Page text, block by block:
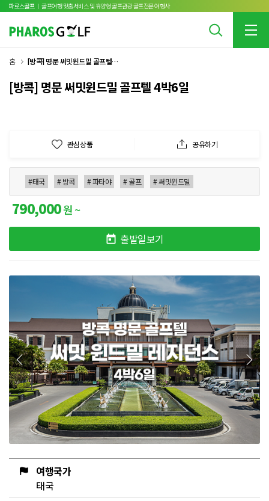
파로스골프 ㅣ 골프여행 맞춤서비스 및 휴양형 골프관광 골프전문 여행사
홈 [방콕] 명문 써밋윈드밀 골프텔 4박6일
[방콕] 명문 써밋윈드밀 골프텔 4박6일
관심상품 공유하기
#태국 # 방콕 # 파타야 # 골프 # 써밋윈드밀
790,000원 ~
출발일보기
여행국가
태국